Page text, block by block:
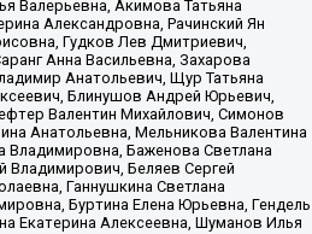
Валерьевна, Акимова Татьяна
Александровна, Рачинский Ян
Гудков Лев Дмитриевич,
Анна Васильевна, Захарова
Анатольевич, Щур Татьяна
Блинушов Андрей Юрьевич,
Валентин Михайлович, Симонов
Анатольевна, Мельникова Валентина
Владимировна, Баженова Светлана
Владимирович, Беляев Сергей
Ганнушкина Светлана
Буртина Елена Юрьевна, Гендель
Екатерина Алексеевна, Шуманов Илья